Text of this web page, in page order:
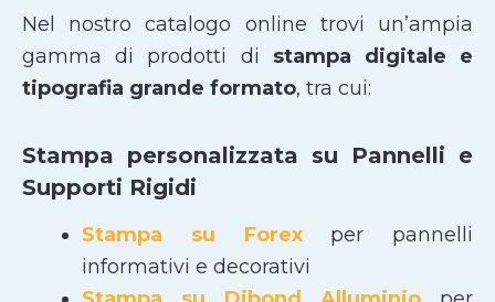
Nel nostro catalogo online trovi un’ampia
gamma di prodotti di stampa digitale e
tipografia grande formato, tra cui:
Stampa personalizzata su Pannelli e
Supporti Rigidi
Stampa su Forexper pannelli
informativi e decorativi